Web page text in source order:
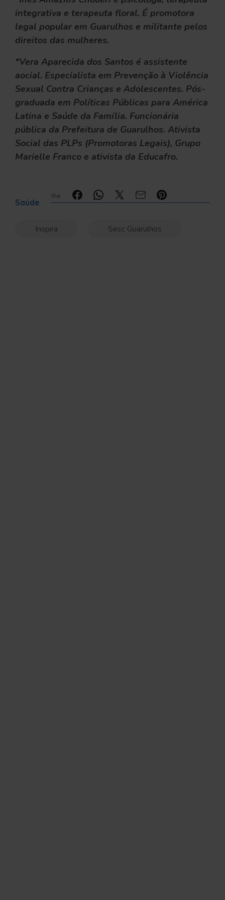
integrativa e terapeuta floral. É promotora
legal popular em Guarulhos e militante pelos
direitos das mulheres.
*Vera Aparecida dos Santos é assistente
aocial. Especialista em Prevenção à Violência
Sexual Contra Crianças e Adolescentes. Pós-
graduada em Políticas Públicas para América
Latina e Saúde da Família. Funcionária
pública da Prefeitura de Guarulhos. Ativista
Social das PLPs (Promotoras Legais), Grupo
Marielle Franco e ativista da Educafro.
Compartilhe:
Saúde
Inspira Sesc Guarulhos